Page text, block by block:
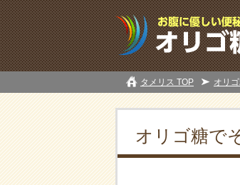
タメリス TOP オリ
オリゴ糖で